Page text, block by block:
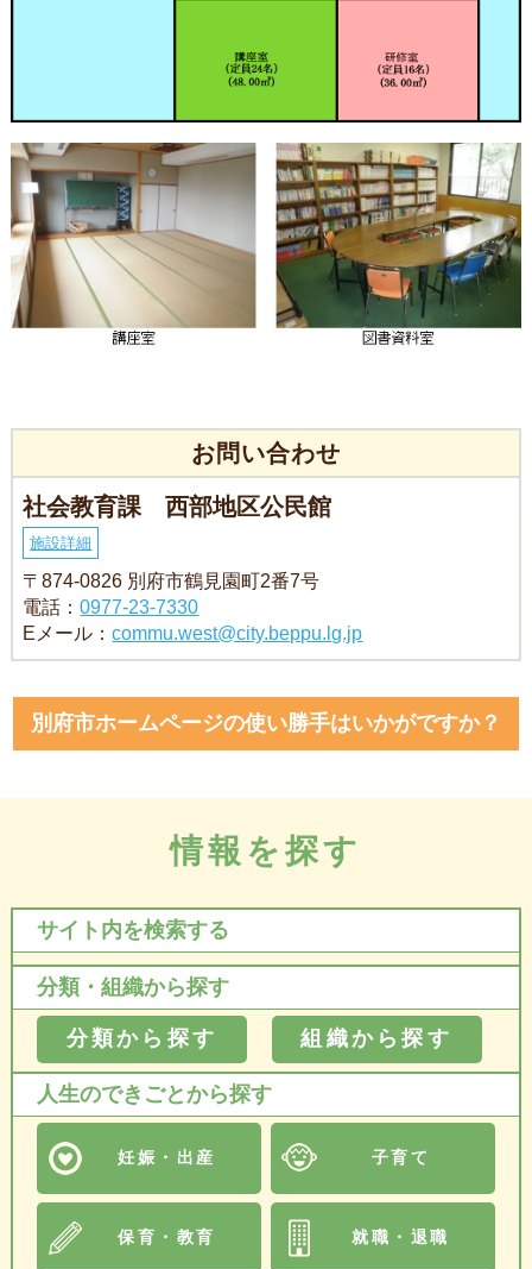
お問い合わせ
社会教育課 西部地区公民館
施設詳細
〒874-0826 別府市鶴見園町2番7号
電話：0977-23-7330
Eメール：commu.west@city.beppu.lg.jp
別府市ホームページの使い勝手はいかがですか？
情報を探す
サイト内を検索する
分類・組織から探す
分類から探す 組織から探す
人生のできごとから探す
妊娠・出産 子育て
保育・教育 就職・退職